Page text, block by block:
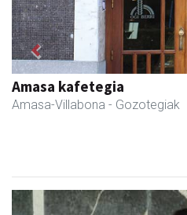
Fleming Herri Eskola
Amasa-Villabona - Hezkuntza
Previous